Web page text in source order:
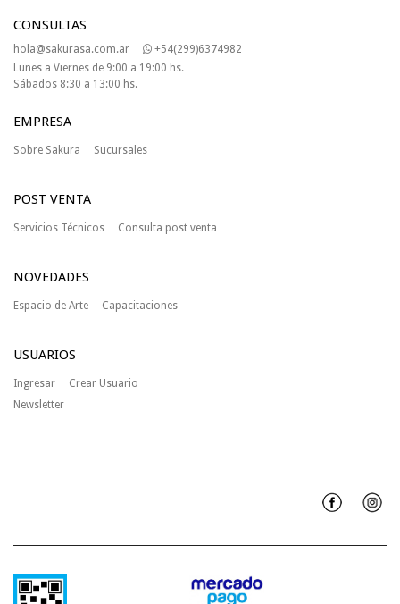
CONSULTAS
hola@sakurasa.com.ar
+54(299)6374982
Lunes a Viernes de 9:00 a 19:00 hs.
Sábados 8:30 a 13:00 hs.
EMPRESA
Sobre Sakura Sucursales
POST VENTA
Servicios Técnicos Consulta post venta
NOVEDADES
Espacio de Arte Capacitaciones
USUARIOS
Ingresar
Crear Usuario
Newsletter